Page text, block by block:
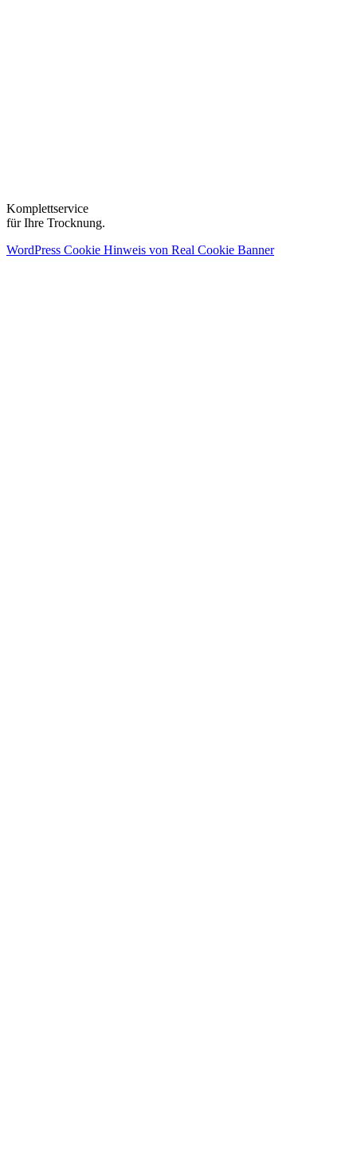
Komplettservice
für Ihre Trocknung.
WordPress Cookie Hinweis von Real Cookie Banner